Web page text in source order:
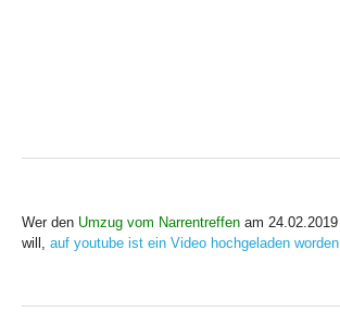
Wer den Umzug vom Narrentreffen am
will, auf youtube ist ein Video hochgeladen worden